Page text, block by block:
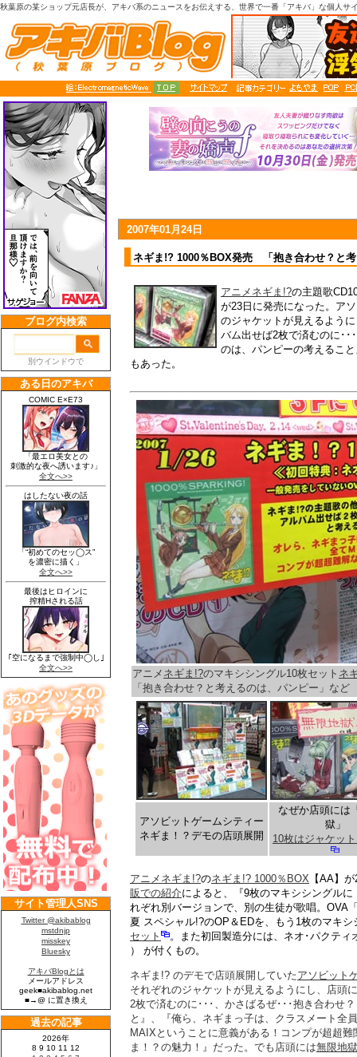
秋葉原の某ショップ元店長が、アキバ系のニュースをお伝えする、世界で一番「アキバ」な個人サ
2007年01月24日
ネギま!? 1000％BOX発売 「抱き合わせ？と
アニメネギま!?の主題歌
が23日に発売になった。ア
のジャケットが見えるよう
バム出せば2枚で済むのに･･
のは、パンピーの考えるこ
もあった。
アニメ ネギま!?のマキシシングル10枚セット ネ
「抱き合わせ？と考えるのは、パンピー」な
アソビットゲームシティー
ネギま！？デモの店頭展開
なぜか店頭には
獄」
10枚はジャケッ
アニメネギま!?のネギま!? 1000％BOX 【AA】
販での紹介によると、『9枚のマキシシングル
れぞれ別バージョンで、別の生徒が歌唱。OVA
夏 スペシャル!?のOP＆EDを、もう1枚のマキ
セット
。また初回製造分には、ネオ･パクティ
） が付くもの。
ネギま!? のデモで店頭展開 していたアソビット
それぞれのジャケットが見えるようにし、店頭
2枚で済むのに･･･、かさばるぜ･･･抱き合わせ
と』、『俺ら、ネギまっ子は、クラスメート全
MAIXということに意義がある！コンプが超超
ま！？の魅力！』だった。でも店頭には無限地獄